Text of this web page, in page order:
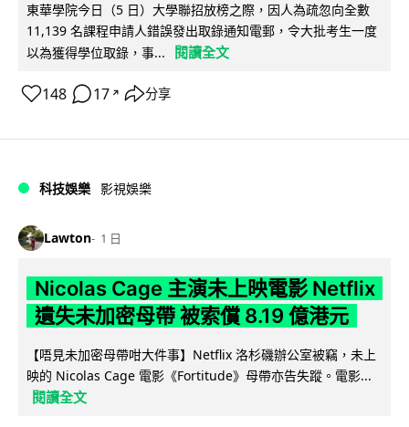
東華學院今日（5 日）大學聯招放榜之際，因人為疏忽向全數
11,139 名課程申請人錯誤發出取錄通知電郵，令大批考生一度
以為獲得學位取錄，事...
閱讀全文
148 17 ↗ 分享
科技娛樂 影視娛樂
Lawton 1 日
Nicolas Cage 主演未上映電影 Netflix
遺失未加密母帶 被索償 8.19 億港元
【唔見未加密母帶咁大件事】Netflix 洛杉磯辦公室被竊，未上
映的 Nicolas Cage 電影《Fortitude》母帶亦告失蹤。電影...
閱讀全文